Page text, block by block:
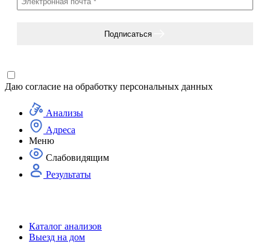
Подписаться
Даю согласие на обработку персональных данных
Анализы
Адреса
Меню
Слабовидящим
Результаты
Каталог анализов
Выезд на дом